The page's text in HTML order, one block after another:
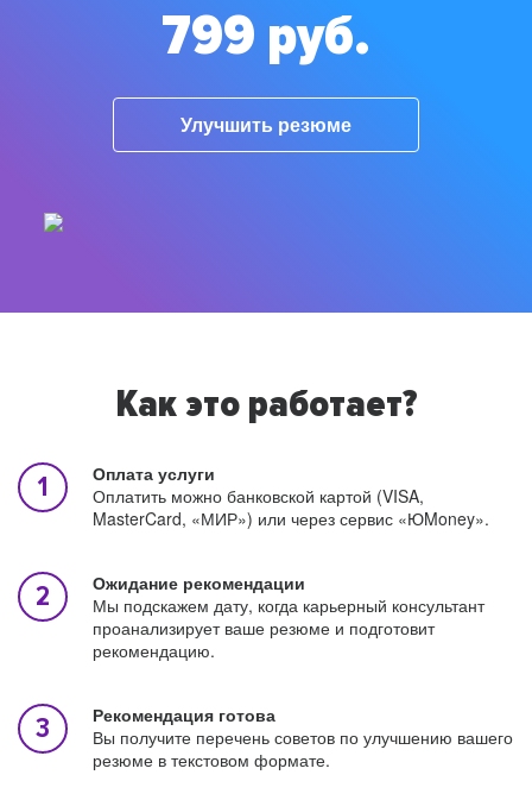
799 руб.
Улучшить резюме
Как это работает?
Оплата услуги
Оплатить можно банковской картой (VISA,
MasterCard, «МИР») или через сервис «ЮMoney».
Ожидание рекомендации
Мы подскажем дату, когда карьерный консультант
проанализирует ваше резюме и подготовит
рекомендацию.
Рекомендация готова
Вы получите перечень советов по улучшению вашего
резюме в текстовом формате.